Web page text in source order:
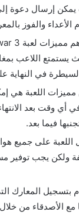
يمكن إرسال دعوة
والفوز
يستمتع اللاعب
في النهاية
اللعبة هي
أي وقت بعد
فيما بعد.
اللعبة على جميع
ولكن يجب
بتسجيل المعارك
مع الأصدقاء من